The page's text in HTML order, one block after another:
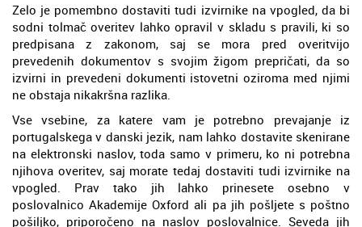
Zelo je pomembno dostaviti tudi izvirnike na vpogled, da bi
sodni tolmač overitev lahko opravil v skladu s pravili, ki so
predpisana z zakonom, saj se mora pred overitvijo
prevedenih dokumentov s svojim žigom prepričati, da so
izvirni in prevedeni dokumenti istovetni oziroma med njimi
ne obstaja nikakršna razlika.
Vse vsebine, za katere vam je potrebno prevajanje iz
portugalskega v danski jezik, nam lahko dostavite skenirane
na elektronski naslov, toda samo v primeru, ko ni potrebna
njihova overitev, saj morate tedaj dostaviti tudi izvirnike na
vpogled. Prav tako jih lahko prinesete osebno v
poslovalnico Akademije Oxford ali pa jih pošljete s poštno
pošiljko, priporočeno na naslov poslovalnice. Seveda jih